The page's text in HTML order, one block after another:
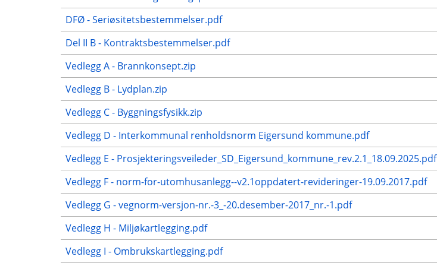
DFØ - Seriøsitetsbestemmelser.pdf
Del II B - Kontraktsbestemmelser.pdf
Vedlegg A - Brannkonsept.zip
Vedlegg B - Lydplan.zip
Vedlegg C - Byggningsfysikk.zip
Vedlegg D - Interkommunal renholdsnorm Eigersund kommune.pdf
Vedlegg E - Prosjekteringsveileder_SD_Eigersund_kommune_rev.2.1_18.09.2025.pdf
Vedlegg F - norm-for-utomhusanlegg--v2.1oppdatert-revideringer-19.09.2017.pdf
Vedlegg G - vegnorm-versjon-nr.-3_-20.desember-2017_nr.-1.pdf
Vedlegg H - Miljøkartlegging.pdf
Vedlegg I - Ombrukskartlegging.pdf